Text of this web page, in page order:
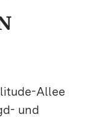
Allee
und